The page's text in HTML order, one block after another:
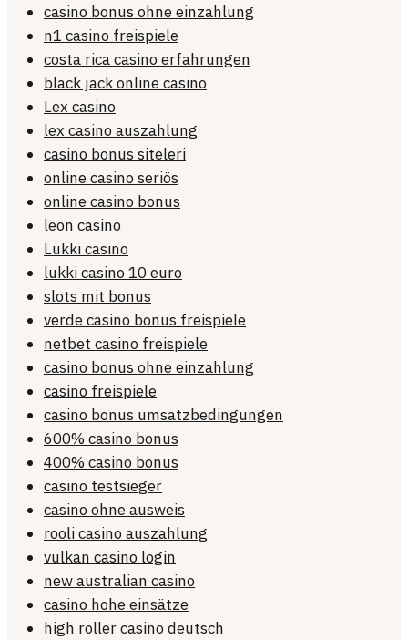
casino bonus ohne einzahlung
n1 casino freispiele
costa rica casino erfahrungen
black jack online casino
Lex casino
lex casino auszahlung
casino bonus siteleri
online casino seriös
online casino bonus
leon casino
Lukki casino
lukki casino 10 euro
slots mit bonus
verde casino bonus freispiele
netbet casino freispiele
casino bonus ohne einzahlung
casino freispiele
casino bonus umsatzbedingungen
600% casino bonus
400% casino bonus
casino testsieger
casino ohne ausweis
rooli casino auszahlung
vulkan casino login
new australian casino
casino hohe einsätze
high roller casino deutsch